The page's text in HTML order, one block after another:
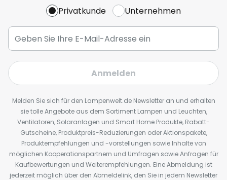
Privatkunde Unternehmen
Anmelden
Melden Sie sich für den Lampenwelt.de Newsletter an und erhalten
sie tolle Angebote aus dem Sortiment Lampen und Leuchten,
Ventilatoren, Solaranlagen und Smart Home Produkte, Rabatt-
Gutscheine, Produktpreis-Reduzierungen oder Aktionspakete,
Produktempfehlungen und -vorstellungen sowie Inhalte von
möglichen Kooperationspartnern und Umfragen sowie Anfragen für
Kaufbewertungen und Weiterempfehlungen. Eine Abmeldung ist
jederzeit möglich über den Abmeldelink, den Sie in jedem Newsletter